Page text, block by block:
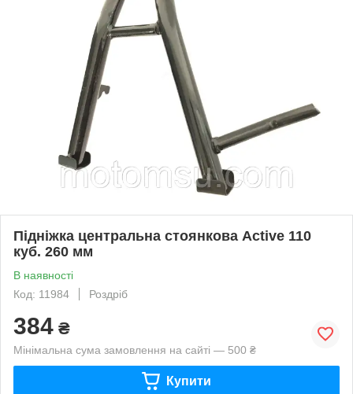
Підніжка центральна стоянкова Active 110
куб. 260 мм
В наявності
Код: 11984
Роздріб
384 ₴
Мінімальна сума замовлення на сайті — 500 ₴
Купити